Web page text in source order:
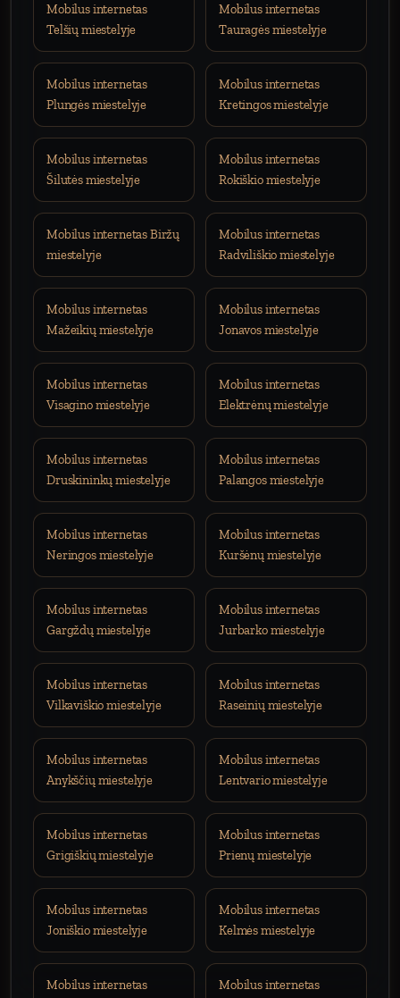
Mobilus internetas
Telšių miestelyje
Mobilus internetas
Tauragės miestelyje
Mobilus internetas
Plungės miestelyje
Mobilus internetas
Kretingos miestelyje
Mobilus internetas
Šilutės miestelyje
Mobilus internetas
Rokiškio miestelyje
Mobilus internetas Biržų
miestelyje
Mobilus internetas
Radviliškio miestelyje
Mobilus internetas
Mažeikių miestelyje
Mobilus internetas
Jonavos miestelyje
Mobilus internetas
Visagino miestelyje
Mobilus internetas
Elektrėnų miestelyje
Mobilus internetas
Druskininkų miestelyje
Mobilus internetas
Palangos miestelyje
Mobilus internetas
Neringos miestelyje
Mobilus internetas
Kuršėnų miestelyje
Mobilus internetas
Gargždų miestelyje
Mobilus internetas
Jurbarko miestelyje
Mobilus internetas
Vilkaviškio miestelyje
Mobilus internetas
Raseinių miestelyje
Mobilus internetas
Anykščių miestelyje
Mobilus internetas
Lentvario miestelyje
Mobilus internetas
Grigiškių miestelyje
Mobilus internetas
Prienų miestelyje
Mobilus internetas
Joniškio miestelyje
Mobilus internetas
Kelmės miestelyje
Mobilus internetas
Mobilus internetas